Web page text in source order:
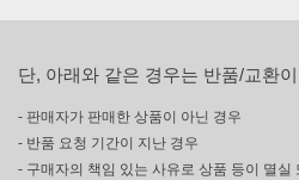
단, 아래와 같은 경우는 반품/교환
- 판매자가 판매한 상품이 아닌 경우
- 반품 요청 기간이 지난 경우
- 구매자의 책임 있는 사유로 상품 등이 멸실